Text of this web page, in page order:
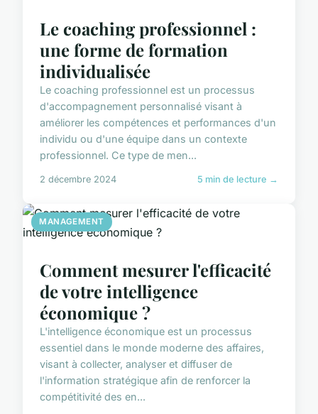
Le coaching professionnel :
une forme de formation
individualisée
Le coaching professionnel est un processus
d'accompagnement personnalisé visant à
améliorer les compétences et performances d'un
individu ou d'une équipe dans un contexte
professionnel. Ce type de men...
2 décembre 2024 5 min de lecture →
MANAGEMENT
Comment mesurer l'efficacité
de votre intelligence
économique ?
L'intelligence économique est un processus
essentiel dans le monde moderne des affaires,
visant à collecter, analyser et diffuser de
l'information stratégique afin de renforcer la
compétitivité des en...